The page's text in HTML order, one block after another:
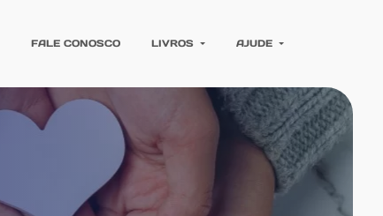
FALE CONOSCO LIVROS AJUDE